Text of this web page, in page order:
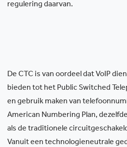
regulering daarvan.
De CTC is van oordeel dat VoIP
bieden tot het Public Switched
en gebruik maken van
American Numbering Plan,
als de traditionele
Vanuit een technologieneutrale